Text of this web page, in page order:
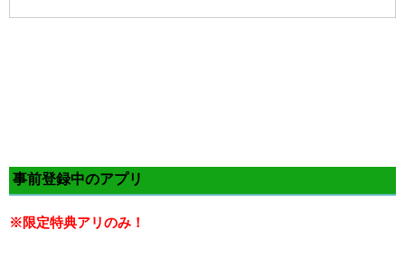
事前登録中のアプリ
※限定特典アリのみ！